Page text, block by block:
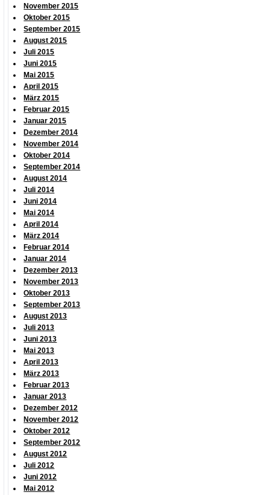
November 2015
Oktober 2015
September 2015
August 2015
Juli 2015
Juni 2015
Mai 2015
April 2015
März 2015
Februar 2015
Januar 2015
Dezember 2014
November 2014
Oktober 2014
September 2014
August 2014
Juli 2014
Juni 2014
Mai 2014
April 2014
März 2014
Februar 2014
Januar 2014
Dezember 2013
November 2013
Oktober 2013
September 2013
August 2013
Juli 2013
Juni 2013
Mai 2013
April 2013
März 2013
Februar 2013
Januar 2013
Dezember 2012
November 2012
Oktober 2012
September 2012
August 2012
Juli 2012
Juni 2012
Mai 2012